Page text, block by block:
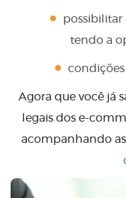
tendo a
Agora que você já
legais dos e-
acompanhando